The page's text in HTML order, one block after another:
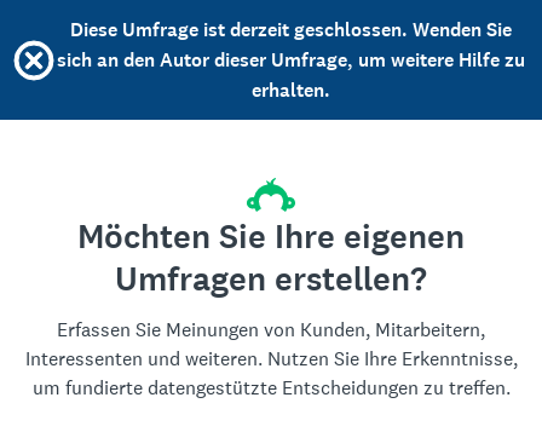
Diese Umfrage ist derzeit geschlossen. Wenden Sie
sich an den Autor dieser Umfrage, um weitere Hilfe zu
erhalten.
Möchten Sie Ihre eigenen
Umfragen erstellen?
Erfassen Sie Meinungen von Kunden, Mitarbeitern,
Interessenten und weiteren. Nutzen Sie Ihre Erkenntnisse,
um fundierte datengestützte Entscheidungen zu treffen.